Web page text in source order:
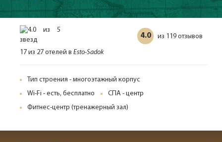
4.0 из 119 отзывов
17 из 27 отелей в Esto-Sadok
Тип строения - многоэтажный корпус
Wi-Fi - есть, бесплатно
СПА - центр
Фитнес-центр (тренажерный зал)